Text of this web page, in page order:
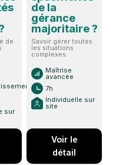
de
sur
de la
gérance
majoritaire ?
Savoir gérer toutes
les situations
complexes.
Maîtrise
avancée
7h
Individuelle sur
site
Voir le
détail